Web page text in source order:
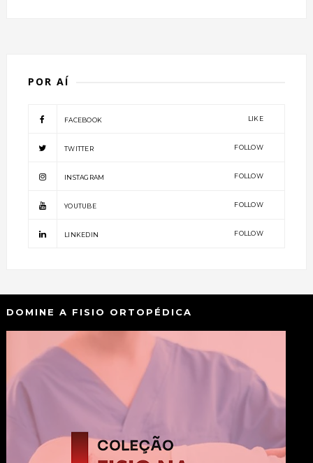
POR AÍ
FACEBOOK LIKE
TWITTER FOLLOW
INSTAGRAM FOLLOW
YOUTUBE FOLLOW
LINKEDIN FOLLOW
DOMINE A FISIO ORTOPÉDICA